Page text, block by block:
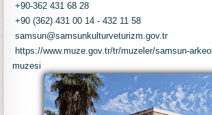
+90-362 431 68 28
+90 (362) 431 00 14 - 432 11 58
samsun@samsunkulturveturizm.gov.tr
https://www.muze.gov.tr/tr/muzeler/samsun-
muzesi